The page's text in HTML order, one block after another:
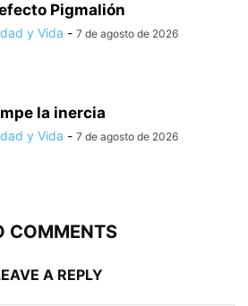
Pigmalión
y Vida - 7 de agosto de 2026
la inercia
y Vida - 7 de agosto de 2026
COMMENTS
A REPLY